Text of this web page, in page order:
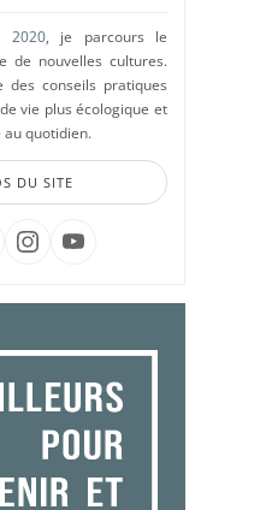
2020, je parcours le
de nouvelles cultures.
conseils pratiques
vie plus écologique et
quotidien.
DU SITE